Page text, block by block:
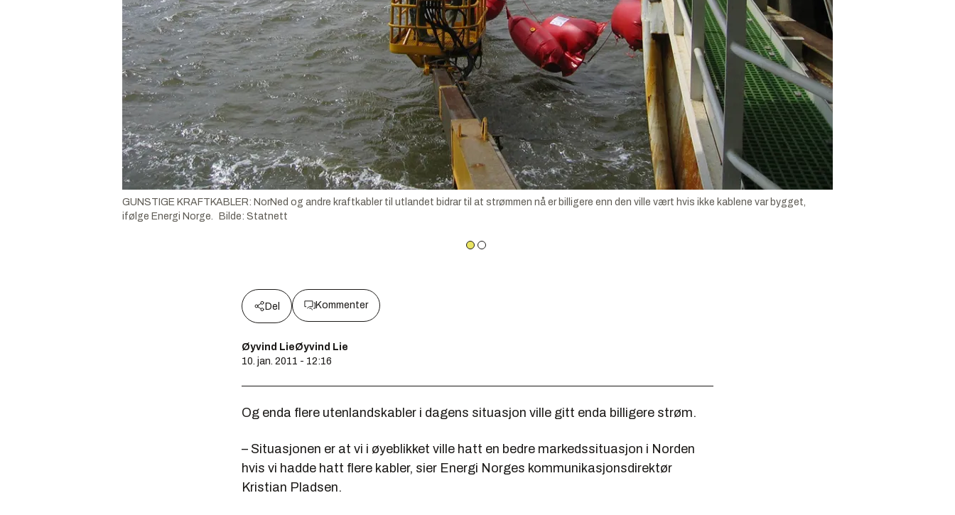
GUNSTIGE KRAFTKABLER: NorNed og andre kraftkabler til utlandet bidrar til at strømmen nå er billigere enn den ville vært hvis ikke kablene var bygget,
ifølge Energi Norge.
Bilde: Statnett
Del Kommenter
Øyvind LieØyvind Lie
10. jan. 2011 - 12:16
Og enda flere utenlandskabler i dagens situasjon ville gitt enda billigere strøm.
– Situasjonen er at vi i øyeblikket ville hatt en bedre markedssituasjon i Norden
hvis vi hadde hatt flere kabler, sier Energi Norges kommunikasjonsdirektør
Kristian Pladsen.